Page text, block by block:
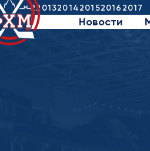
20122013201420152016 2017
Новости